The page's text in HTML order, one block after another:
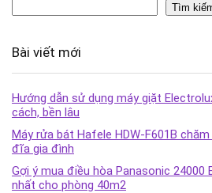
Tìm
Bài viết mới
Hướng dẫn sử dụng máy giặt
cách, bền lâu
Máy rửa bát Hafele HDW-F601B
đĩa gia đình
Gợi ý mua điều hòa Panasonic
nhất cho phòng 40m2